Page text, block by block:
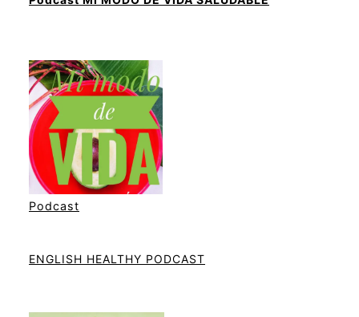
Podcast
ENGLISH HEALTHY PODCAST